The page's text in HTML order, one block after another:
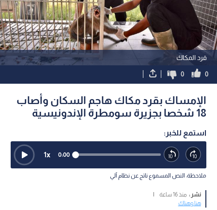
قرد المكاك
0
0
الإمساك بقرد مكاك هاجم السكان وأصاب
18 شخصا بجزيرة سومطرة الإندونيسية
استمع للخبر:
0:00
1x
ملاحظة: النص المسموع ناتج عن نظام آلي
نشر : منذ 16 ساعة
|
هنا وهناك